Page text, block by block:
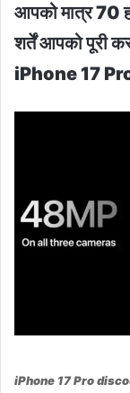
आपको मात्र 70
शर्तें आपको पूरी
iPhone 17 Pro
iPhone 17 Pro